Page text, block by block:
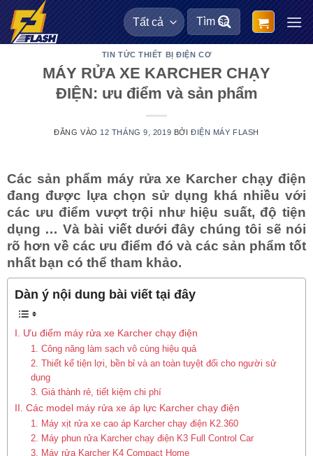
qua
nội
Tìm
kiếm:
TIN TỨC THIẾT BỊ ĐIỆN CƠ
MÁY RỬA XE KARCHER CHẠY
ĐIỆN: ưu điểm và sản phẩm
ĐĂNG VÀO 12 THÁNG 9, 2019 BỞI ĐIỆN MÁY FLASH
Các sản phẩm máy rửa xe Karcher chạy điện
đang được lựa chọn sử dụng khá nhiều với
các ưu điểm vượt trội như hiệu suất, độ tiện
dụng … Và bài viết dưới đây chúng tôi sẽ nói
rõ hơn về các ưu điểm đó và các sản phẩm tốt
nhất bạn có thể tham khảo.
Dàn ý nội dung bài viết tại đây
I. Ưu điểm máy rửa xe Karcher chạy điện
1. Công năng làm sạch vô cùng hiệu quả
2. Thiết kế tiện lợi, bền bỉ và an toàn tuyệt đối cho người sử
dụng
3. Giá thành rẻ, tiết kiệm chi phí
II. Các model máy rửa xe áp lực Karcher chạy điện
1. Máy xịt rửa xe cao áp Karcher chạy điện K2.360
2. Máy phun rửa Karcher chạy điện K3 Full Control Car
3. Máy rửa Karcher K4 Compact Home